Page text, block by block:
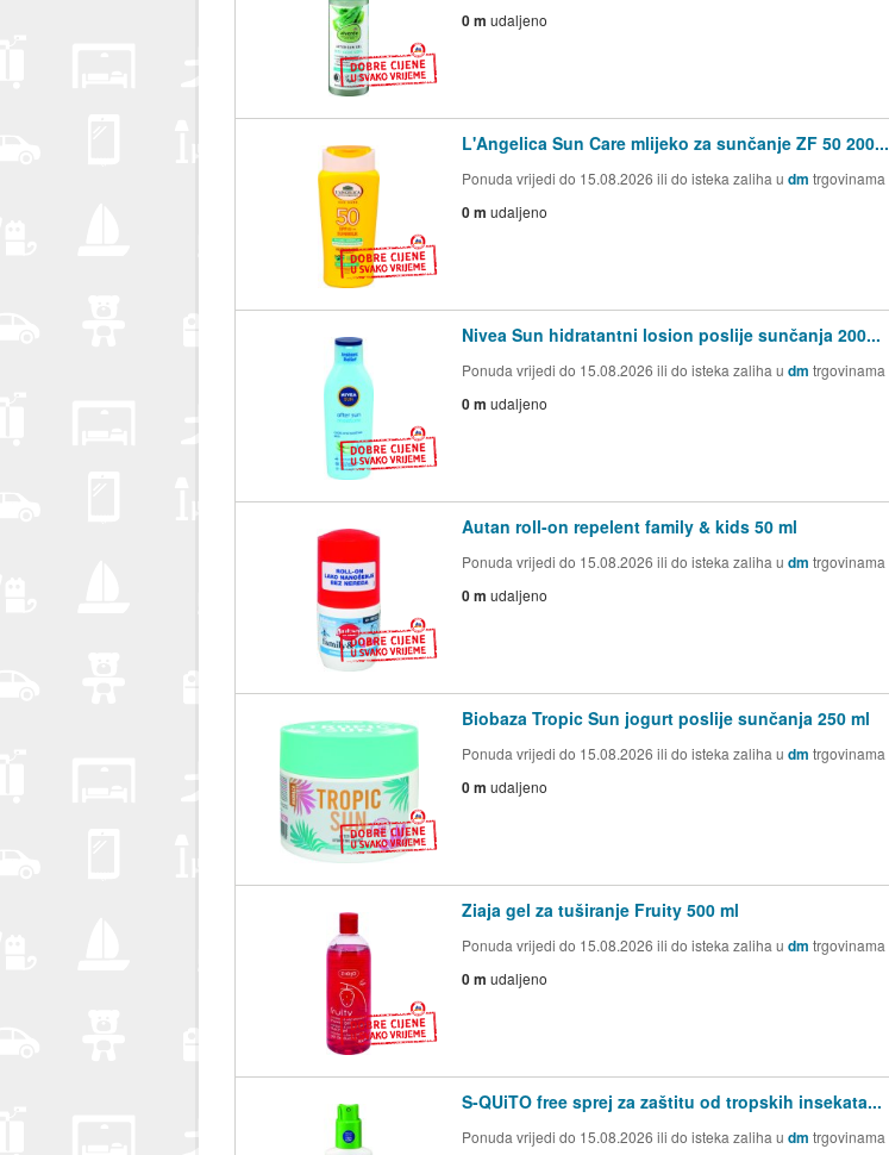
0 m udaljeno
L'Angelica Sun Care mlijeko za sunčanje ZF 50 200...
Ponuda vrijedi do 15.08.2026 ili do isteka zaliha u dm trgovinama
0 m udaljeno
Nivea Sun hidratantni losion poslije sunčanja 200...
Ponuda vrijedi do 15.08.2026 ili do isteka zaliha u dm trgovinama
0 m udaljeno
Autan roll-on repelent family & kids 50 ml
Ponuda vrijedi do 15.08.2026 ili do isteka zaliha u dm trgovinama
0 m udaljeno
Biobaza Tropic Sun jogurt poslije sunčanja 250 ml
Ponuda vrijedi do 15.08.2026 ili do isteka zaliha u dm trgovinama
0 m udaljeno
Ziaja gel za tuširanje Fruity 500 ml
Ponuda vrijedi do 15.08.2026 ili do isteka zaliha u dm trgovinama
0 m udaljeno
S-QUiTO free sprej za zaštitu od tropskih insekata...
Ponuda vrijedi do 15.08.2026 ili do isteka zaliha u dm trgovinama